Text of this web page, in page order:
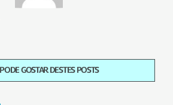
GOSTAR DESTES POSTS